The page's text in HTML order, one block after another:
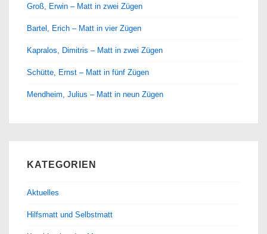
Groß, Erwin – Matt in zwei Zügen
Bartel, Erich – Matt in vier Zügen
Kapralos, Dimitris – Matt in zwei Zügen
Schütte, Ernst – Matt in fünf Zügen
Mendheim, Julius – Matt in neun Zügen
KATEGORIEN
Aktuelles
Hilfsmatt und Selbstmatt